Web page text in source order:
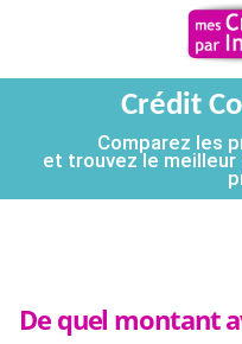
Crédit
Comparez les
et trouvez le